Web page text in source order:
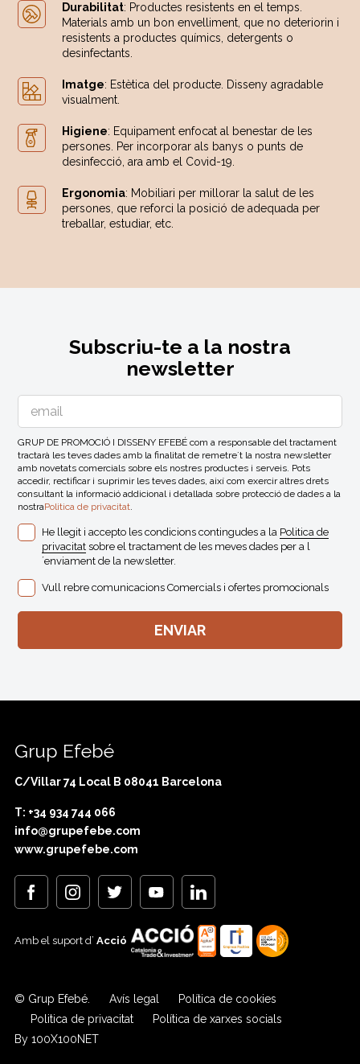
Durabilitat: Productes resistents en el temps.
Materials amb un bon envelliment, que no deteriorin i
resistents a productes químics, detergents o
desinfectants.
Imatge: Estètica del producte. Disseny agradable
visualment.
Higiene: Equipament enfocat al benestar de les
persones. Per incorporar als banys o punts de
desinfecció, ara amb el Covid-19.
Ergonomia: Mobiliari per millorar la salut de les
persones, que reforci la posició de adequada per
treballar, estudiar, etc.
Subscriu-te a la nostra
newsletter
GRUP DE PROMOCIÓ I DISSENY EFEBÉ com a responsable del tractament
tractarà les teves dades amb la finalitat de remetre´t la nostra newsletter
amb novetats comercials sobre els nostres productes i serveis. Pots
accedir, rectificar i suprimir les teves dades, així com exercir altres drets
consultant la informació addicional i detallada sobre protecció de dades a la
nostraPolitica de privacitat.
He llegit i accepto les condicions contingudes a la Politica de
privacitat sobre el tractament de les meves dades per a l
´enviament de la newsletter.
Vull rebre comunicacions Comercials i ofertes promocionals
Grup Efebé
C/Villar 74 Local B 08041 Barcelona
T: +34 934 744 066
info@grupefebe.com
www.grupefebe.com
Amb el suport d’ Acció
© Grup Efebé. Avís legal
Política de cookies
Politica de privacitat
Política de xarxes socials
By 100X100NET